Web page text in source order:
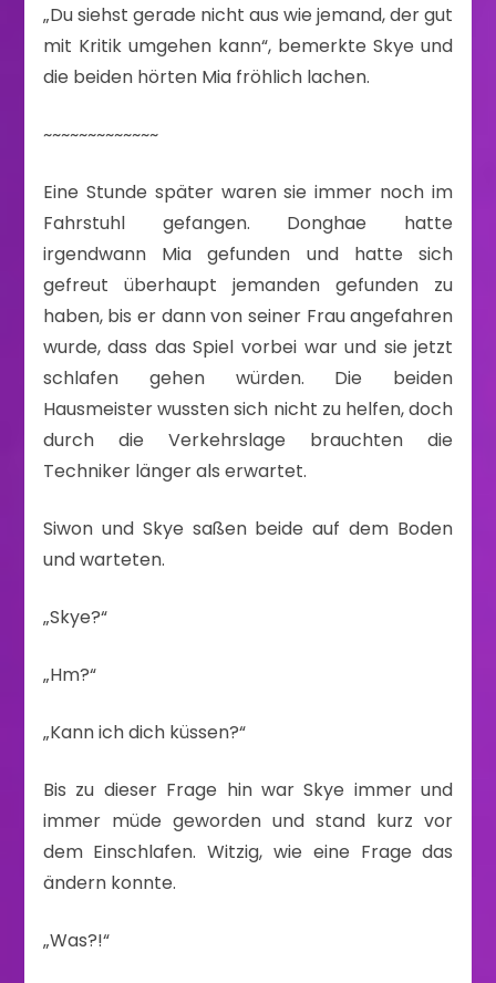
„Du siehst gerade nicht aus wie jemand, der gut
mit Kritik umgehen kann“, bemerkte Skye und
die beiden hörten Mia fröhlich lachen.
~~~~~~~~~~~~~
Eine Stunde später waren sie immer noch im
Fahrstuhl gefangen. Donghae hatte
irgendwann Mia gefunden und hatte sich
gefreut überhaupt jemanden gefunden zu
haben, bis er dann von seiner Frau angefahren
wurde, dass das Spiel vorbei war und sie jetzt
schlafen gehen würden. Die beiden
Hausmeister wussten sich nicht zu helfen, doch
durch die Verkehrslage brauchten die
Techniker länger als erwartet.
Siwon und Skye saßen beide auf dem Boden
und warteten.
„Skye?“
„Hm?“
„Kann ich dich küssen?“
Bis zu dieser Frage hin war Skye immer und
immer müde geworden und stand kurz vor
dem Einschlafen. Witzig, wie eine Frage das
ändern konnte.
„Was?!“